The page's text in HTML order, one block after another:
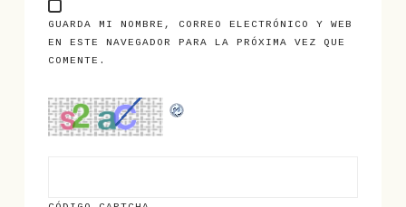
GUARDA MI NOMBRE, CORREO ELECTRÓNICO Y WEB
EN ESTE NAVEGADOR PARA LA PRÓXIMA VEZ QUE
COMENTE.